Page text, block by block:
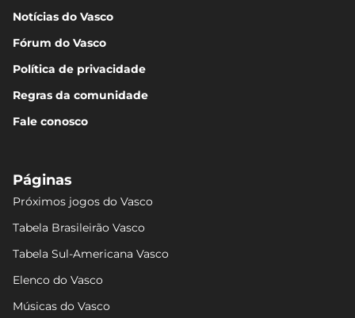
Notícias do Vasco
Fórum do Vasco
Política de privacidade
Regras da comunidade
Fale conosco
Páginas
Próximos jogos do Vasco
Tabela Brasileirão Vasco
Tabela Sul-Americana Vasco
Elenco do Vasco
Músicas do Vasco